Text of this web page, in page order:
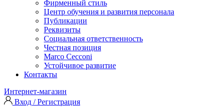
Фирменный стиль
Центр обучения и развития персонала
Публикации
Реквизиты
Социальная ответственность
Честная позиция
Marco Cecconi
Устойчивое развитие
Контакты
Интернет-магазин
Вход / Регистрация